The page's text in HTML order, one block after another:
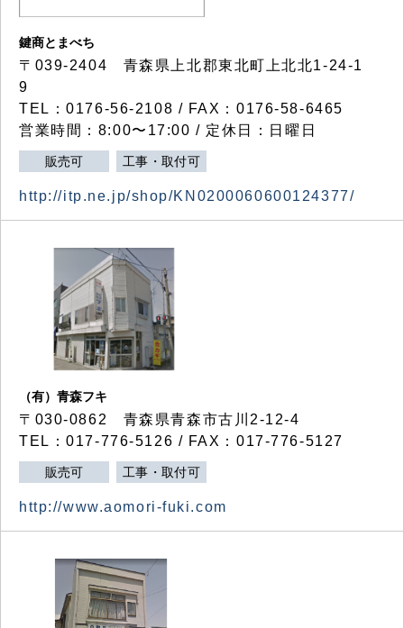
鍵商とまべち
〒039-2404 青森県上北郡東北町上北北1-24-1
9
TEL：0176-56-2108 / FAX：0176-58-6465
営業時間：8:00〜17:00 / 定休日：日曜日
販売可 工事・取付可
http://itp.ne.jp/shop/KN0200060600124377/
（有）青森フキ
〒030-0862 青森県青森市古川2-12-4
TEL：017-776-5126 / FAX：017-776-5127
販売可 工事・取付可
http://www.aomori-fuki.com